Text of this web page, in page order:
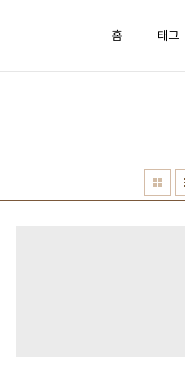
홈 태그